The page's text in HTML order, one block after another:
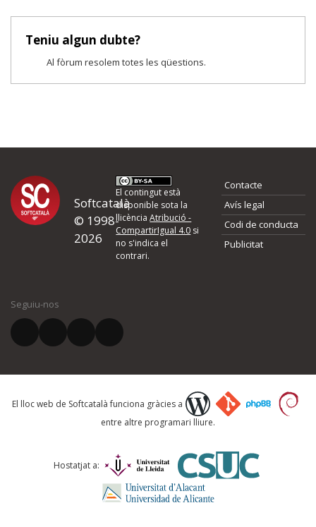
Teniu algun dubte?
Al fòrum resolem totes les qüestions.
Softcatalà
© 1998-
2026
El contingut està
disponible sota la
llicènciaAtribució -
CompartirIgual 4.0 si
no s'indica el
contrari.
Contacte
Avís legal
Codi de conducta
Publicitat
Seguiu-nos
El lloc web de Softcatalà funciona gràcies a
entre altre programari lliure.
Hostatjat a: